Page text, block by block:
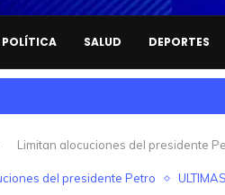
POLÍTICA SALUD DEPORTES
Limitan alocuciones del presidente
del presidente Petro